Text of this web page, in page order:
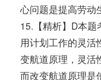
心问题是提高劳动
15.【精析】D本题
用计划工作的灵活
变航道原理，灵活
而改变航道原理是